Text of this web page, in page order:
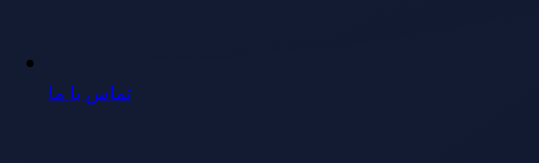
تماس با ما